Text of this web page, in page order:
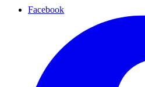
Facebook